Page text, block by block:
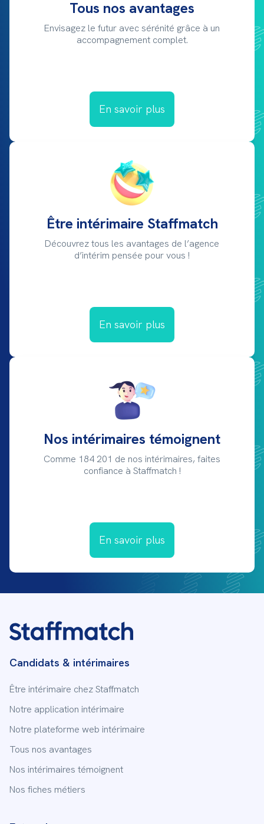
Tous nos avantages
Envisagez le futur avec sérénité grâce à un
accompagnement complet.
En savoir plus
Être intérimaire Staffmatch
Découvrez tous les avantages de l’agence
d’intérim pensée pour vous !
En savoir plus
Nos intérimaires témoignent
Comme 184 201 de nos intérimaires, faites
confiance à Staffmatch !
En savoir plus
Candidats & intérimaires
Être intérimaire chez Staffmatch
Notre application intérimaire
Notre plateforme web intérimaire
Tous nos avantages
Nos intérimaires témoignent
Nos fiches métiers